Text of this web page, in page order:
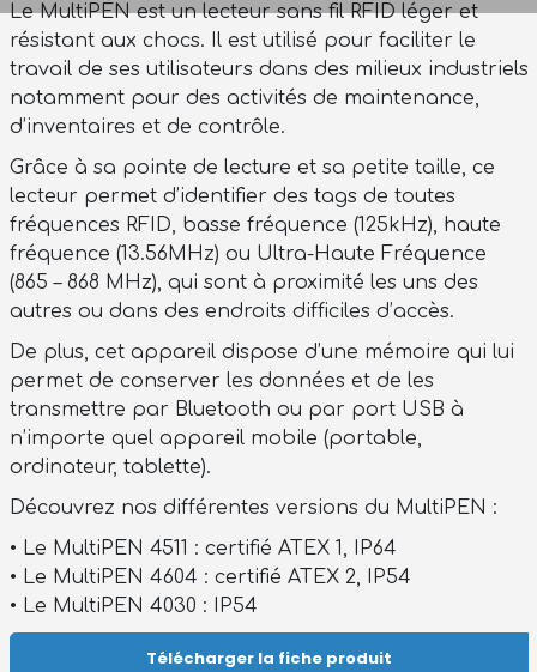
Le MultiPEN est un lecteur sans fil RFID léger et
résistant aux chocs. Il est utilisé pour faciliter le
travail de ses utilisateurs dans des milieux industriels
notamment pour des activités de maintenance,
d’inventaires et de contrôle.
Grâce à sa pointe de lecture et sa petite taille, ce
lecteur permet d’identifier des tags de toutes
fréquences RFID, basse fréquence (125kHz), haute
fréquence (13.56MHz) ou Ultra-Haute Fréquence
(865 – 868 MHz), qui sont à proximité les uns des
autres ou dans des endroits difficiles d’accès.
De plus, cet appareil dispose d’une mémoire qui lui
permet de conserver les données et de les
transmettre par Bluetooth ou par port USB à
n’importe quel appareil mobile (portable,
ordinateur, tablette).
Découvrez nos différentes versions du MultiPEN :
• Le MultiPEN 4511 : certifié ATEX 1, IP64
• Le MultiPEN 4604 : certifié ATEX 2, IP54
• Le MultiPEN 4030 : IP54
Télécharger la fiche produit